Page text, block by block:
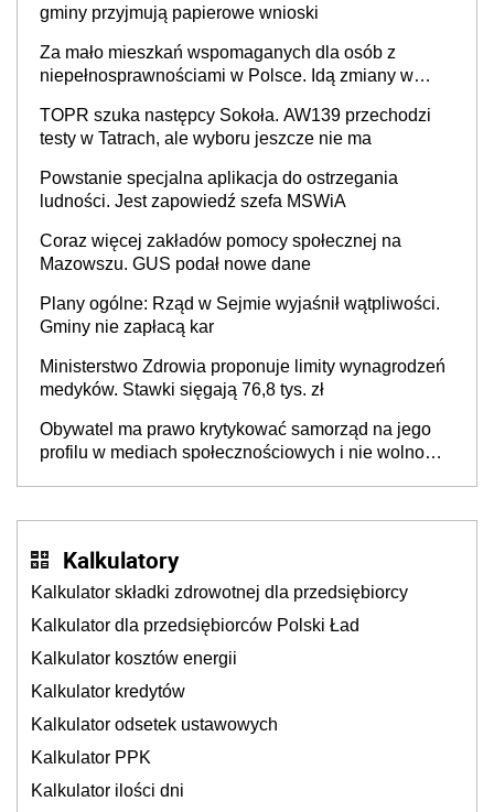
gminy przyjmują papierowe wnioski
Za mało mieszkań wspomaganych dla osób z
niepełnosprawnościami w Polsce. Idą zmiany w
TOPR szuka następcy Sokoła. AW139 przechodzi
testy w Tatrach, ale wyboru jeszcze nie ma
Powstanie specjalna aplikacja do ostrzegania
ludności. Jest zapowiedź szefa MSWiA
Coraz więcej zakładów pomocy społecznej na
Mazowszu. GUS podał nowe dane
Plany ogólne: Rząd w Sejmie wyjaśnił wątpliwości.
Gminy nie zapłacą kar
Ministerstwo Zdrowia proponuje limity wynagrodzeń
medyków. Stawki sięgają 76,8 tys. zł
Obywatel ma prawo krytykować samorząd na jego
profilu w mediach społecznościowych i nie wolno
Kalkulatory
Kalkulator składki zdrowotnej dla przedsiębiorcy
Kalkulator dla przedsiębiorców Polski Ład
Kalkulator kosztów energii
Kalkulator kredytów
Kalkulator odsetek ustawowych
Kalkulator PPK
Kalkulator ilości dni